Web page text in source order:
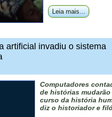
Leia mais...
artificial invadiu o sistema
Computadores
de histórias mudarão
curso da história
diz o historiador e